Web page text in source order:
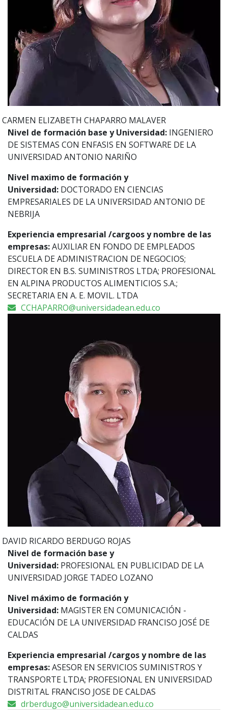
CARMEN ELIZABETH CHAPARRO MALAVER
Nivel de formación base y Universidad: INGENIERO
DE SISTEMAS CON ENFASIS EN SOFTWARE DE LA
UNIVERSIDAD ANTONIO NARIÑO
Nivel maximo de formación y
Universidad: DOCTORADO EN CIENCIAS
EMPRESARIALES DE LA UNIVERSIDAD ANTONIO DE
NEBRIJA
Experiencia empresarial /cargoos y nombre de las
empresas:AUXILIAR EN FONDO DE EMPLEADOS
ESCUELA DE ADMINISTRACION DE NEGOCIOS;
DIRECTOR EN B.S. SUMINISTROS LTDA; PROFESIONAL
EN ALPINA PRODUCTOS ALIMENTICIOS S.A.;
SECRETARIA EN A. E. MOVIL. LTDA
CCHAPARRO@universidadean.edu.co
DAVID RICARDO BERDUGO ROJAS
Nivel de formación base y
Universidad: PROFESIONAL EN PUBLICIDAD DE LA
UNIVERSIDAD JORGE TADEO LOZANO
Nivel máximo de formación y
Universidad: MAGISTER EN COMUNICACIÓN -
EDUCACIÓN DE LA UNIVERSIDAD FRANCISO JOSÉ DE
CALDAS
Experiencia empresarial /cargos y nombre de las
empresas:ASESOR EN SERVICIOS SUMINISTROS Y
TRANSPORTE LTDA; PROFESIONAL EN UNIVERSIDAD
DISTRITAL FRANCISO JOSE DE CALDAS
drberdugo@universidadean.edu.co